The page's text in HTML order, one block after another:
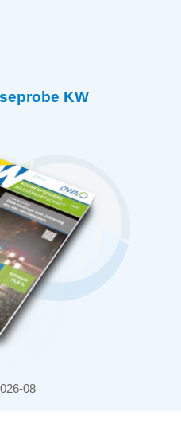
KW
08